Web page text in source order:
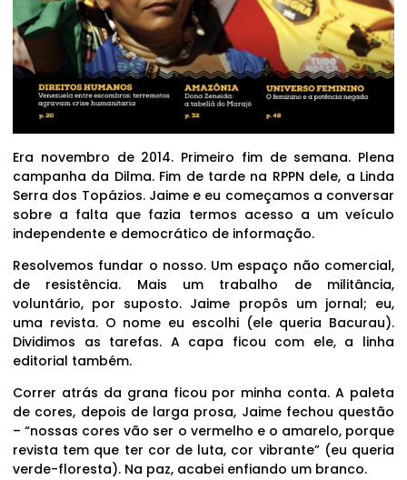
Era novembro de 2014. Primeiro fim de semana. Plena
campanha da Dilma. Fim de tarde na RPPN dele, a Linda
Serra dos Topázios. Jaime e eu começamos a conversar
sobre a falta que fazia termos acesso a um veículo
independente e democrático de informação.
Resolvemos fundar o nosso. Um espaço não comercial,
de resistência. Mais um trabalho de militância,
voluntário, por suposto. Jaime propôs um jornal; eu,
uma revista. O nome eu escolhi (ele queria Bacurau).
Dividimos as tarefas. A capa ficou com ele, a linha
editorial também.
Correr atrás da grana ficou por minha conta. A paleta
de cores, depois de larga prosa, Jaime fechou questão
– “nossas cores vão ser o vermelho e o amarelo, porque
revista tem que ter cor de luta, cor vibrante” (eu queria
verde-floresta). Na paz, acabei enfiando um branco.